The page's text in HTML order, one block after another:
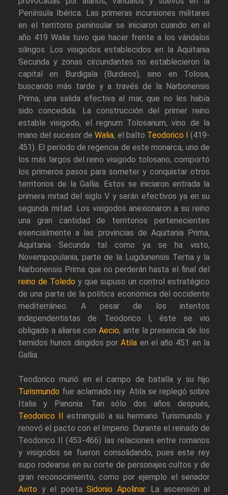
Península Ibérica. Las primeras incursiones militares
en el territorio peninsular se iniciaron cuando en el
año 419 Walia tuvo que hacer frente a los vándalos
silingos. Los visigodos establecidos en la Aquitania
Secunda y zonas circundantes no establecieron la
capital en Burdigala (Burdeos), sino en Tolosa,
buscando más tarde y a través de la Narbonensis
Prima, una salida efectiva al mar, que no les había
sido concedida. La construcción del primer reino
estable visigodo, el regnum Tolosanum, vino de la
mano del sucesor deWalia, el balto Teodorico I
(419-
451). El período de regencia de este monarca, uno de
los más largos del reino visigodo tolosano, comportó
los primeros pasos para someter y conquistar otros
territorios de la Gallia. Estos se iniciaron entrada la
primera mitad del siglo V y serán efectivos ya en su
segunda mitad. Los visigodos anexionaron a su reino
una gran cantidad de territorios pertenecientes
esencialmente a las provincias de Aquitania Prima,
Aquitania Secunda tal como ya se ha visto,
Novempopulania, parte de la Lugdunensis Tertia y la
Narbonensis Prima que no perderán hasta el final del
reino de Toledo y que supuso un control estratégico
de una parte de la política económica del occidente
mediterráneo. A pesar de los intentos
independentistas de Teodorico I, éste se vio
obligado a aliarse conAecio, ante la presencia de los
temidos hunos dirigidos porAtila en el año 451 en la
Gallia.
Teodorico murió en el campo de batalla y su hijo
Turismundo fue aclamado rey. Atila se replegó sobre
Italia y Panonia. Tan sólo dos años después,
Teodorico II
estranguló a su hermano Turismundo y
renovó el pacto con el Imperio. Durante el reinado de
Teodorico II (453-466) las relaciones entre romanos
y visigodos se fueron consolidando, pues este rey
supo rodearse en su corte de personajes cultos y de
gran reconocimiento, como por ejemplo el senador
Avito y el poeta Sidonio Apolinar. La ascensión al